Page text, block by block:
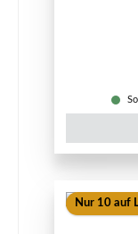
Nur 10 auf